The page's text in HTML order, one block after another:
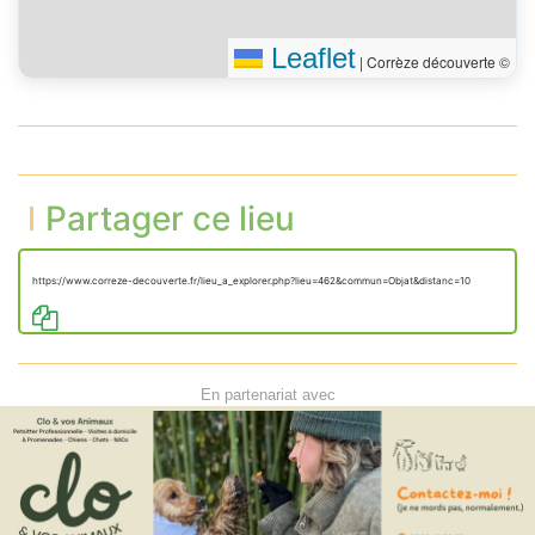
Leaflet | Corrèze découverte ©
Partager ce lieu
https://www.correze-decouverte.fr/lieu_a_explorer.php?lieu=462&commun=Objat&distanc=10
En partenariat avec